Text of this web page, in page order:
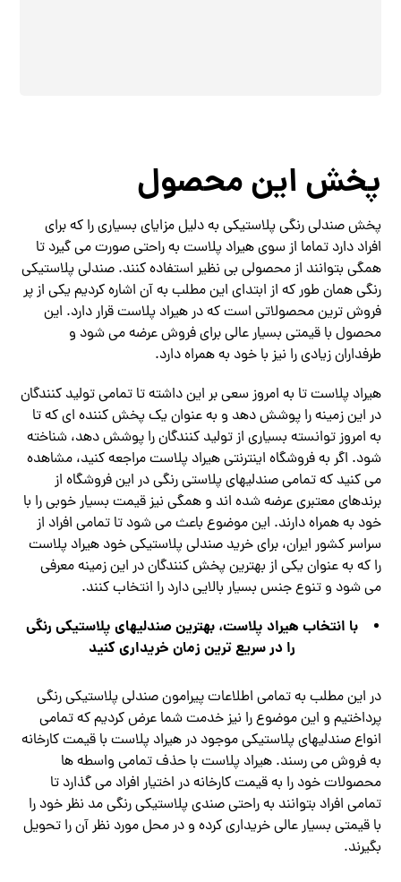
پخش این محصول
پخش صندلی رنگی پلاستیکی به دلیل مزایای بسیاری را که برای
افراد دارد تماما از سوی هیراد پلاست به راحتی صورت می گیرد تا
همگی بتوانند از محصولی بی نظیر استفاده کنند. صندلی پلاستیکی
رنگی همان طور که از ابتدای این مطلب به آن اشاره کردیم یکی از پر
فروش ترین محصولاتی است که در هیراد پلاست قرار دارد. این
محصول با قیمتی بسیار عالی برای فروش عرضه می شود و
طرفداران زیادی را نیز با خود به همراه دارد.
هیراد پلاست تا به امروز سعی بر این داشته تا تمامی تولید کنندگان
در این زمینه را پوشش دهد و به عنوان یک پخش کننده ای که تا
به امروز توانسته بسیاری از تولید کنندگان را پوشش دهد، شناخته
شود. اگر به فروشگاه اینترنتی هیراد پلاست مراجعه کنید، مشاهده
می کنید که تمامی صندلیهای پلاستی رنگی در این فروشگاه از
برندهای معتبری عرضه شده اند و همگی نیز قیمت بسیار خوبی را با
خود به همراه دارند. این موضوع باعث می شود تا تمامی افراد از
سراسر کشور ایران، برای خرید صندلی پلاستیکی خود هیراد پلاست
را که به عنوان یکی از بهترین پخش کنندگان در این زمینه معرفی
می شود و تنوع جنس بسیار بالایی دارد را انتخاب کنند.
با انتخاب هیراد پلاست، بهترین صندلیهای پلاستیکی رنگی
را در سریع ترین زمان خریداری کنید
در این مطلب به تمامی اطلاعات پیرامون صندلی پلاستیکی رنگی
پرداختیم و این موضوع را نیز خدمت شما عرض کردیم که تمامی
انواع صندلیهای پلاستیکی موجود در هیراد پلاست با قیمت کارخانه
به فروش می رسند. هیراد پلاست با حذف تمامی واسطه ها
محصولات خود را به قیمت کارخانه در اختیار افراد می گذارد تا
تمامی افراد بتوانند به راحتی صندی پلاستیکی رنگی مد نظر خود را
با قیمتی بسیار عالی خریداری کرده و در محل مورد نظر آن را تحویل
بگیرند.